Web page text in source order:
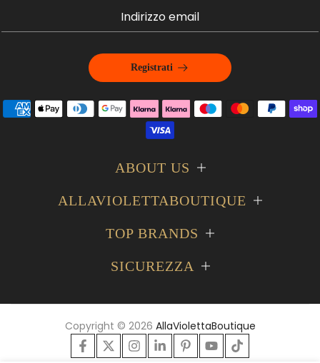
Registrati
ABOUT US
ALLAVIOLETTABOUTIQUE
TOP BRANDS
SICUREZZA
Copyright © 2026 AllaViolettaBoutique